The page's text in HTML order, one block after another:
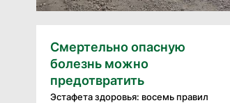
Смертельно опасную
болезнь можно
предотвратить
Эстафета здоровья: восемь правил